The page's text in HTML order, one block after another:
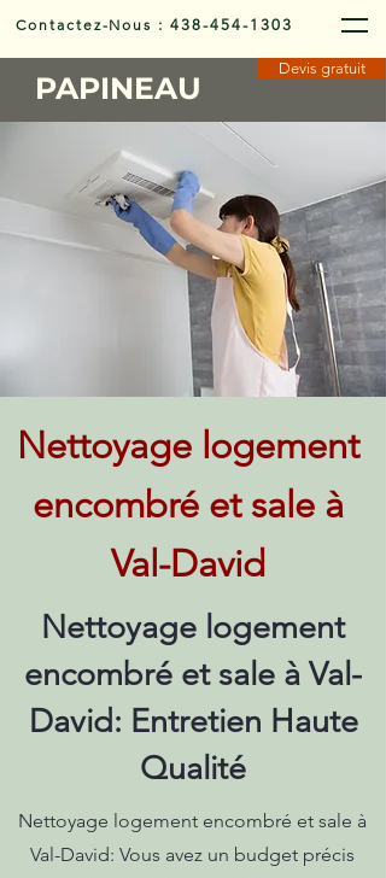
Contactez-Nous :438-454-1303
PAPINEAU
Devis gratuit
Nettoyage logement
encombré et sale à
Val-David
Nettoyage logement
encombré et sale à Val-
David: Entretien Haute
Qualité
Nettoyage logement encombré et sale à
Val-David: Vous avez un budget précis